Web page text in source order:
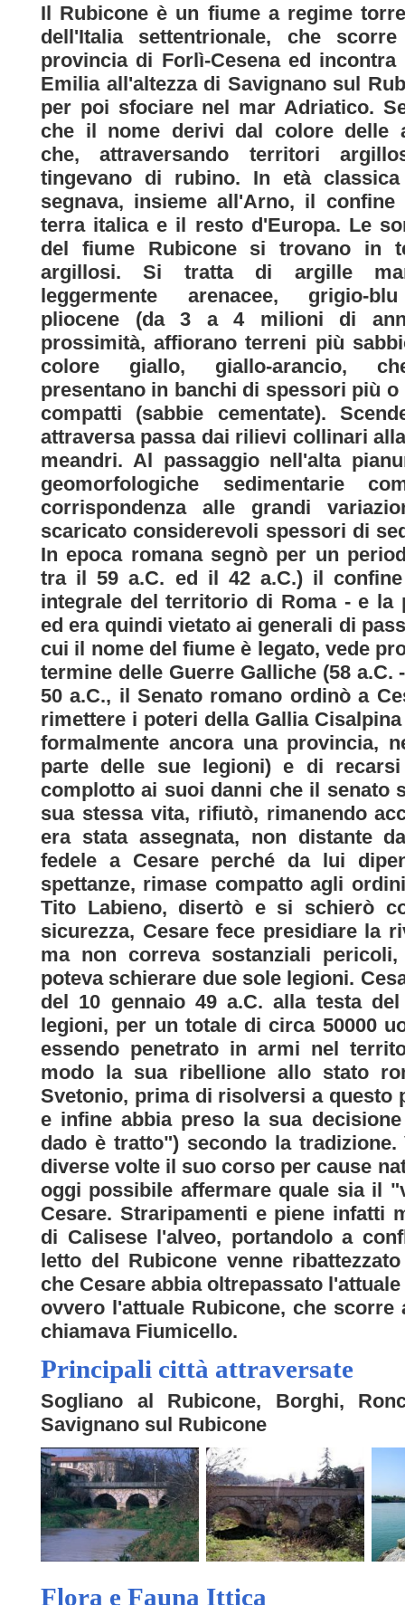
Il Rubicone è un fiume a regime
dell'Italia settentrionale, che
provincia di Forlì-Cesena ed incontra
Emilia all'altezza di Savignano sul
per poi sfociare nel mar Adriatico.
che il nome derivi dal colore delle
che, attraversando territori
tingevano di rubino. In età
segnava, insieme all'Arno, il
terra italica e il resto d'Europa. Le
del fiume Rubicone si trovano in
argillosi. Si tratta di argille
leggermente arenacee, grigio-
pliocene (da 3 a 4 milioni di
prossimità, affiorano terreni più
colore giallo, giallo-arancio,
presentano in banchi di spessori più o
compatti (sabbie cementate).
attraversa passa dai rilievi collinari
meandri. Al passaggio nell'alta
geomorfologiche sedimentarie
corrispondenza alle grandi
scaricato considerevoli spessori di
In epoca romana segnò per un
tra il 59 a.C. ed il 42 a.C.) il
integrale del territorio di Roma - e la
ed era quindi vietato ai generali di
cui il nome del fiume è legato, vede
termine delle Guerre Galliche (58 a.C.
50 a.C., il Senato romano ordinò a
rimettere i poteri della Gallia
formalmente ancora una provincia,
parte delle sue legioni) e di
complotto ai suoi danni che il senato
sua stessa vita, rifiutò, rimanendo
era stata assegnata, non distante
fedele a Cesare perché da lui
spettanze, rimase compatto agli
Tito Labieno, disertò e si schierò
sicurezza, Cesare fece presidiare la
ma non correva sostanziali
poteva schierare due sole legioni.
del 10 gennaio 49 a.C. alla testa
legioni, per un totale di circa 50000
essendo penetrato in armi nel
modo la sua ribellione allo stato
Svetonio, prima di risolversi a questo
e infine abbia preso la sua
dado è tratto") secondo la
diverse volte il suo corso per cause
oggi possibile affermare quale sia il
Cesare. Straripamenti e piene infatti
di Calisese l'alveo, portandolo a
letto del Rubicone venne
che Cesare abbia oltrepassato
ovvero l'attuale Rubicone, che
chiamava Fiumicello.
Principali città attraversate
Sogliano al Rubicone, Borghi,
Savignano sul Rubicone
Flora e Fauna Ittica